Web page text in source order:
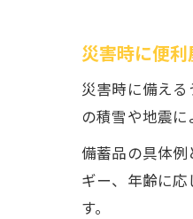
災害時に便
災害時に備え
の積雪や地震に
備蓄品の具体
ギー、年齢に
す。